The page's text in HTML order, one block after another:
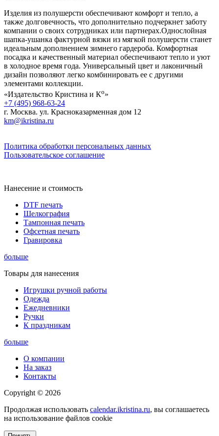
Изделия из полушерсти обеспечивают комфорт и тепло, а
также долговечность, что дополнительно подчеркнет заботу
компании о своих сотрудниках или партнерах.Однослойная
шапка-ушанка фактурной вязки из мягкой полушерсти станет
идеальным дополнением зимнего гардероба. Комфортная
посадка и качественный материал обеспечивают тепло и уют
в холодное время года. Универсальный цвет и лаконичный
дизайн позволяют легко комбинировать ее с другими
элементами коллекции.
«Издательство Кристина и Ко»
+7 (495) 968-63-24
г. Москва. ул. Красноказарменная дом 12
km@ikristina.ru
Политика обработки персональных данных
Пользовательское соглашение
Нанесение и стоимость
DTF печать
Шелкография
Тампонная печать
Офсетная печать
Гравировка
больше
Товары для нанесения
Игрушки ручной работы
Одежда
Ежедневники
Ручки
К праздникам
больше
О компании
На заказ
Контакты
Copyright © 2026
Продолжая использовать calendar.ikristina.ru, вы соглашаетесь
на использование файлов cookie